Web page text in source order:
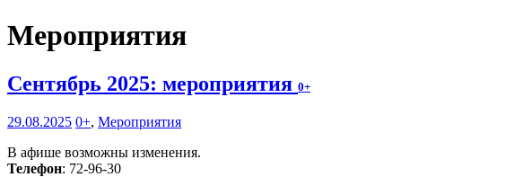
Мероприятия
Сентябрь 2025: мероприятия 0+
29.08.2025 0+, Мероприятия
В афише возможны изменения.
Телефон: 72-96-30